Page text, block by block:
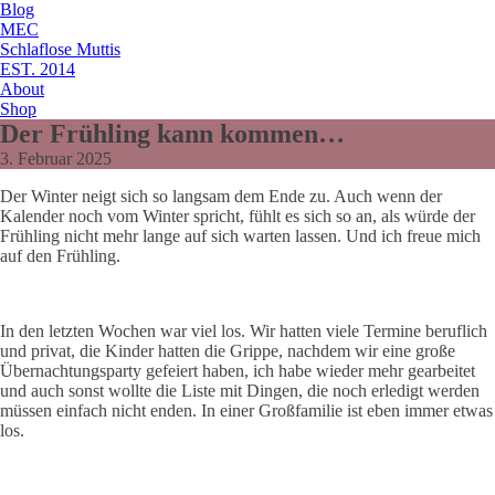
Blog
MEC
Schlaflose Muttis
EST. 2014
About
Shop
Der Frühling kann kommen…
3. Februar 2025
Der Winter neigt sich so langsam dem Ende zu. Auch wenn der
Kalender noch vom Winter spricht, fühlt es sich so an, als würde der
Frühling nicht mehr lange auf sich warten lassen. Und ich freue mich
auf den Frühling.
In den letzten Wochen war viel los. Wir hatten viele Termine beruflich
und privat, die Kinder hatten die Grippe, nachdem wir eine große
Übernachtungsparty gefeiert haben, ich habe wieder mehr gearbeitet
und auch sonst wollte die Liste mit Dingen, die noch erledigt werden
müssen einfach nicht enden. In einer Großfamilie ist eben immer etwas
los.